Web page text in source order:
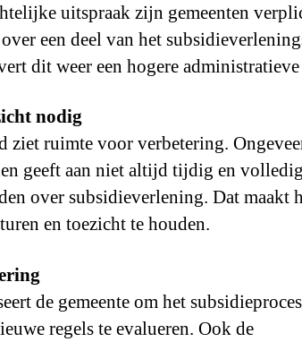
uitspraak zijn gemeenten
een deel van het
dit weer een hogere
nodig
ziet ruimte voor verbetering.
geeft aan niet altijd tijdig en volledig
over subsidieverlening. Dat maakt
en toezicht te houden.
de gemeente om het
regels te evalueren. Ook de